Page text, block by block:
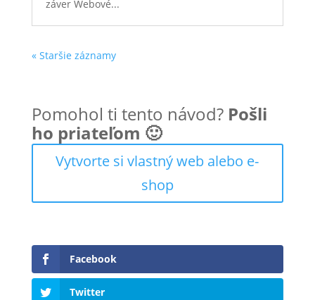
záver Webové...
« Staršie záznamy
Pomohol ti tento návod? Pošli
ho priateľom 🙂
Vytvorte si vlastný web alebo e-
shop
Facebook
Twitter